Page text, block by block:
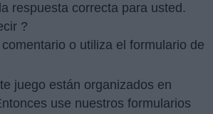
respuesta correcta para usted.
?
o utiliza el formulario de
juego están organizados en
use nuestros formularios